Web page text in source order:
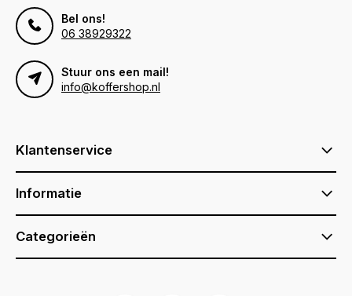
Bel ons!
06 38929322
Stuur ons een mail!
info@koffershop.nl
Klantenservice
Informatie
Categorieën